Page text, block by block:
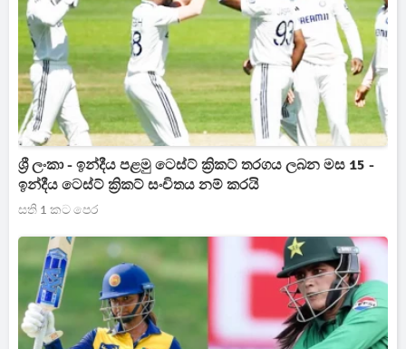
ශ්‍රී ලංකා - ඉන්දීය පළමු ටෙස්ට් ක්‍රිකට් තරගය ලබන මස 15 -
ඉන්දීය ටෙස්ට් ක්‍රිකට් සංචිතය නම් කරයි
සති 1 කට පෙර